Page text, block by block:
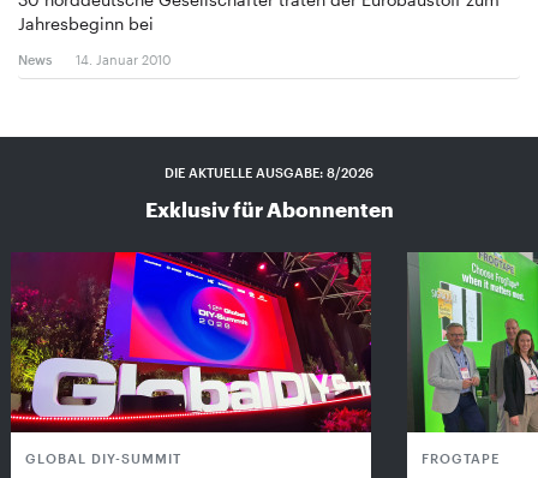
Jahresbeginn bei
News 14. Januar 2010
DIE AKTUELLE AUSGABE: 8/2026
Exklusiv für Abonnenten
GLOBAL DIY-SUMMIT FROGTAPE